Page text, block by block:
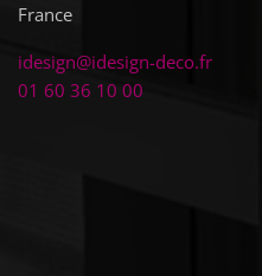
France
idesign@idesign-deco.fr
01 60 36 10 00